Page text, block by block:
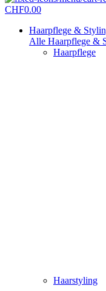
CHF0.00
Haarpflege &
Alle Haarpflege &
Haarpflege
Haarstyling